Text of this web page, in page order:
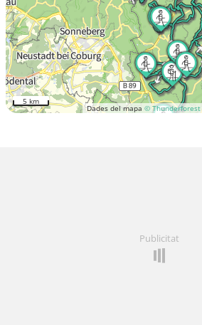
Dades del mapa © Thunderforest
5 km
Publicitat